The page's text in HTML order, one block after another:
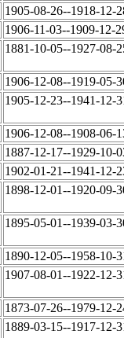
1905-08-26--1918-12-
1906-11-03--1909-12-
1881-10-05--1927-08-
1906-12-08--1919-05-
1905-12-23--1941-12-
1906-12-08--1908-06-
1887-12-17--1929-10-
1902-01-21--1941-12-
1898-12-01--1920-09-
1895-05-01--1939-03-
1890-12-05--1958-10-
1907-08-01--1922-12-
1873-07-26--1979-12-
1889-03-15--1917-12-